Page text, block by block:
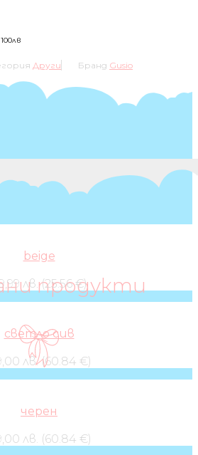
Други Бранд Gusio
продукти
beige
лв. (25.56 €)
светло сив
лв. (60.84 €)
черен
лв. (60.84 €)